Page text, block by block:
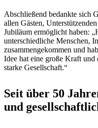
Abschließend bedankte sich
allen Gästen,
Jubiläum ermöglicht haben:
unterschiedliche Menschen,
zusammengekommen und
Idee hat eine große Kraft
starke Gesellschaft.“
Seit über 50
und